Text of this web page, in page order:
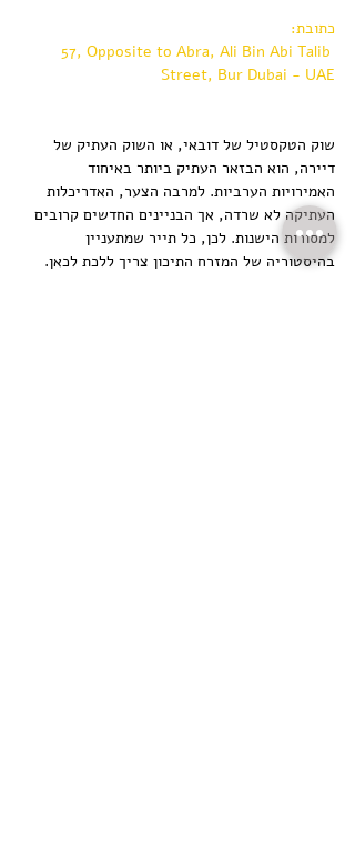
כתובת:
57, Opposite to Abra, Ali Bin Abi Talib
Street, Bur Dubai - UAE
שוק הטקסטיל של דובאי, או השוק העתיק של
דיירה, הוא הבזאר העתיק ביותר באיחוד
האמירויות הערביות. למרבה הצער, האדריכלות
העתיקה לא שרדה, אך הבניינים החדשים קרובים
למסורות הישנות. לכן, כל תייר שמתעניין
בהיסטוריה של המזרח התיכון צריך ללכת לכאן.